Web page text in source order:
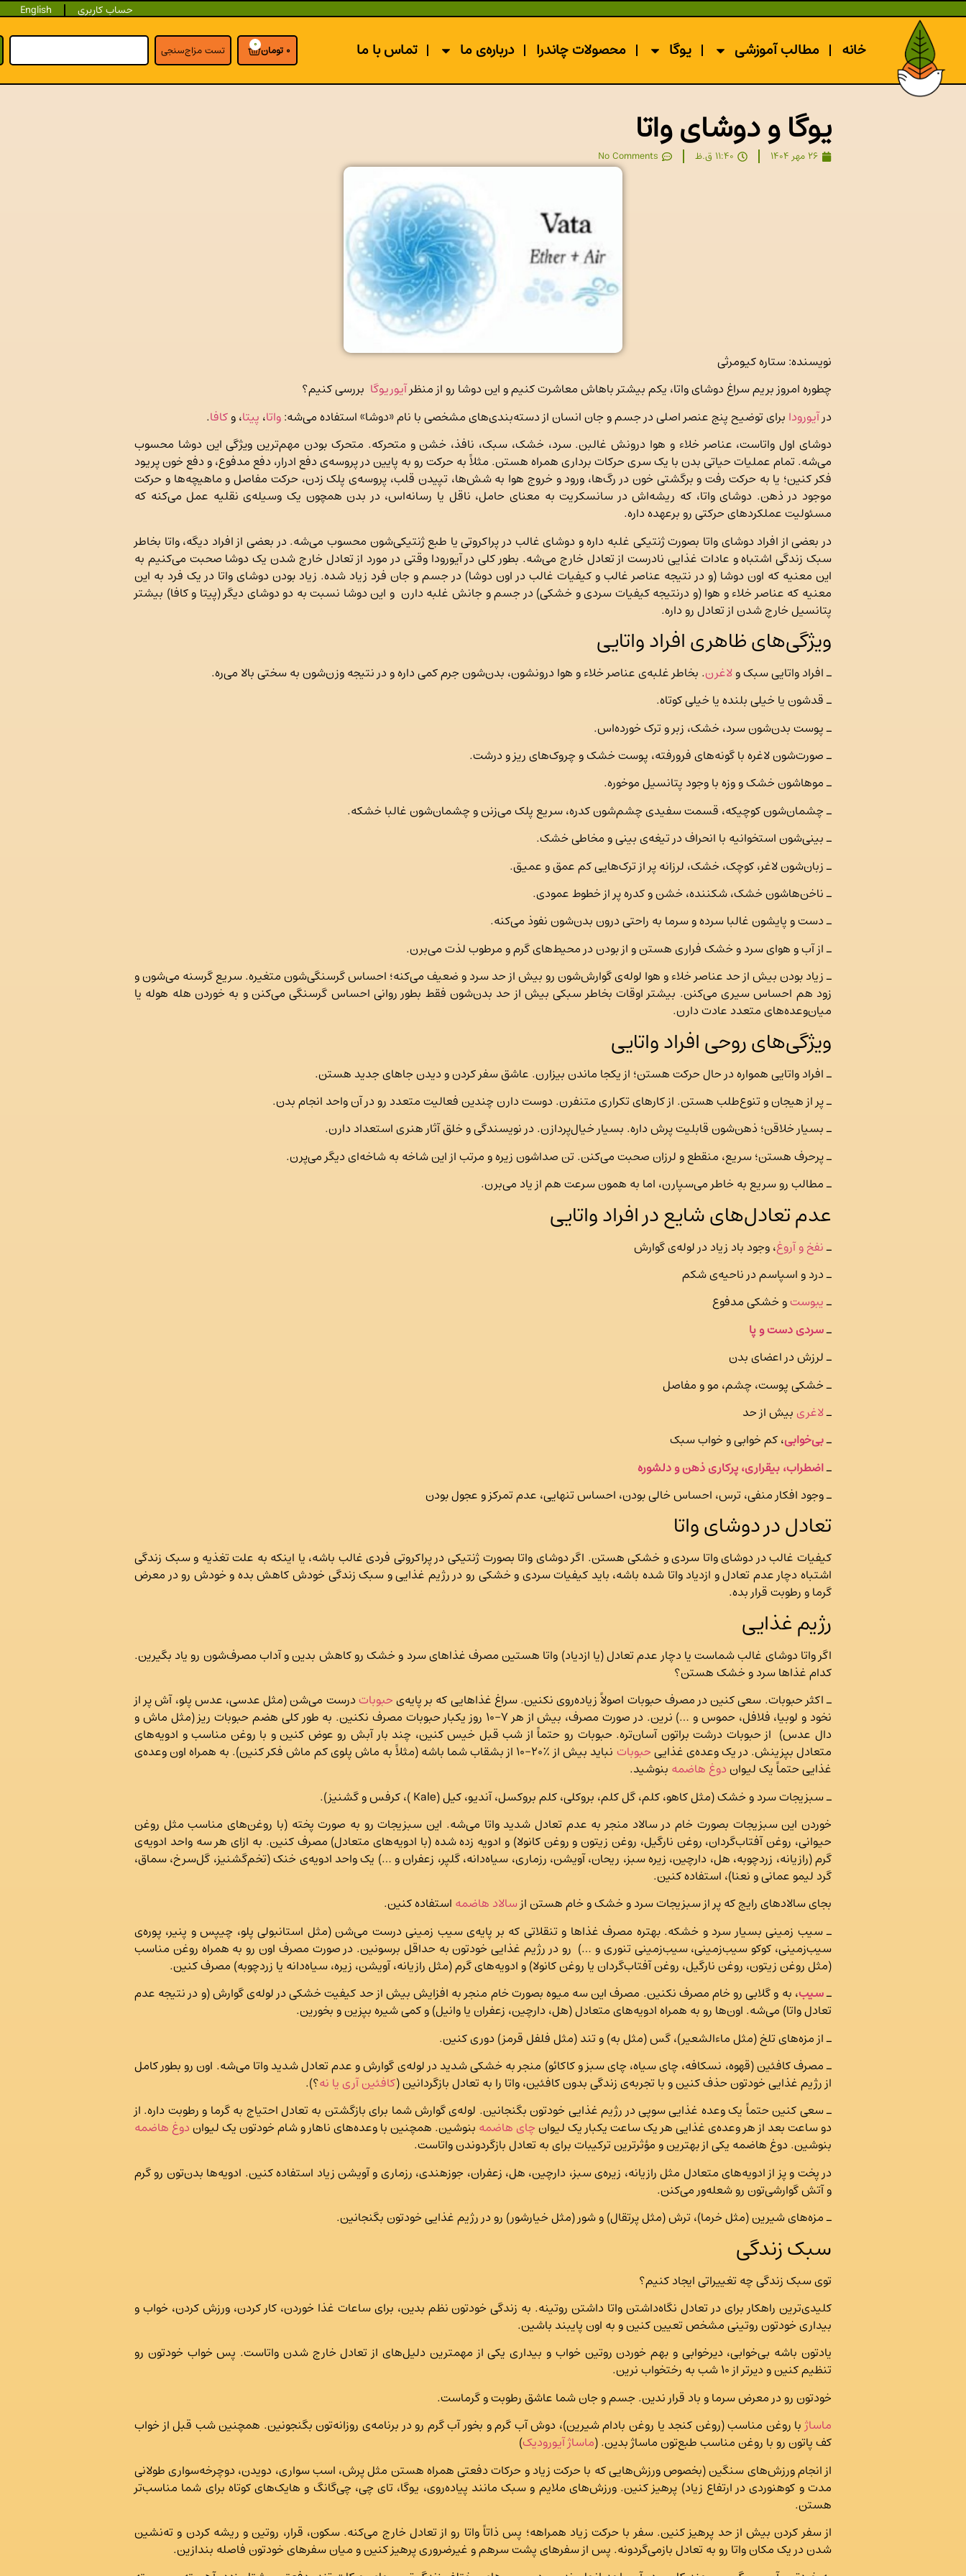
حساب کاربری English
خانه مطالب آموزشی یوگا محصولات چاندرا درباره‌ی ما تماس با ما 0 تومان 0 تست مزاج‌سنجی
یوگا و دوشای واتا
26 مهر 1404 11:40 ق.ظ No Comments
نویسنده: ستاره کیومرثی
چطوره امروز بریم سراغ دوشای واتا، یکم بیشتر باهاش معاشرت کنیم و این دوشا رو از منظرآیوریوگا بررسی کنیم؟
درآیورودا برای توضیح پنج عنصر اصلی در جسم و جان انسان از دسته‌بندی‌های مشخصی با نام «دوشا» استفاده می‌شه:واتا، پیتا، وکافا.
دوشای اول واتاست، عناصر خلاء و هوا درونش غالبن. سرد، خشک، سبک، نافذ، خشن و متحرکه. متحرک بودن مهم‌ترین ویژگی این دوشا محسوب
می‌شه. تمام عملیات حیاتی بدن با یک سری حرکات برداری همراه هستن. مثلاً به حرکت رو به پایین در پروسه‌ی دفع ادرار، دفع مدفوع، و دفع خون پریود
فکر کنین؛ یا به حرکت رفت و برگشتی خون در رگ‌ها، ورود و خروج هوا به شش‌ها، تپیدن قلب، پروسه‌ی پلک زدن، حرکت مفاصل و ماهیچه‌ها و حرکت
موجود در ذهن. دوشای واتا، که ریشه‌اش در سانسکریت به معنای حامل، ناقل یا رسانه‌اس، در بدن همچون یک وسیله‌ی نقلیه عمل می‌کنه که
مسئولیت عملکردهای حرکتی رو برعهده داره.
در بعضی از افراد دوشای واتا بصورت ژنتیکی غلبه داره و دوشای غالب در پراکروتی یا طبع ژنتیکی‌شون محسوب می‌شه. در بعضی از افراد دیگه، واتا بخاطر
سبک زندگی اشتباه و عادات غذایی نادرست از تعادل خارج می‌شه. بطور کلی در آیورودا وقتی در مورد از تعادل خارج شدن یک دوشا صحبت می‌کنیم به
این معنیه که اون دوشا (و در نتیجه عناصر غالب و کیفیات غالب در اون دوشا) در جسم و جان فرد زیاد شده. زیاد بودن دوشای واتا در یک فرد به این
معنیه که عناصر خلاء و هوا (و درنتیجه کیفیات سردی و خشکی) در جسم و جانش غلبه دارن و این دوشا نسبت به دو دوشای دیگر (پیتا و کافا) بیشتر
پتانسیل خارج شدن از تعادل رو داره.
ویژگی‌های ظاهری افراد واتایی
ـ افراد واتایی سبک ولاغرن. بخاطر غلبه‌ی عناصر خلاء و هوا درونشون، بدن‌شون جرم کمی داره و در نتیجه وزن‌شون به سختی بالا می‌ره.
ـ قدشون یا خیلی بلنده یا خیلی کوتاه.
ـ پوست بدن‌شون سرد، خشک، زبر و ترک خورده‌اس.
ـ صورت‌شون لاغره با گونه‌های فرورفته، پوست خشک و چروک‌های ریز و درشت.
ـ موهاشون خشک و وزه با وجود پتانسیل موخوره.
ـ چشمان‌شون کوچیکه، قسمت سفیدی چشم‌شون کدره، سریع پلک می‌زنن و چشمان‌شون غالبا خشکه.
ـ بینی‌شون استخوانیه با انحراف در تیغه‌ی بینی و مخاطی خشک.
ـ زبان‌شون لاغر، کوچک، خشک، لرزانه پر از ترک‌هایی کم عمق و عمیق.
ـ ناخن‌هاشون خشک، شکننده، خشن و کدره پر از خطوط عمودی.
ـ دست و پایشون غالبا سرده و سرما به راحتی درون بدن‌شون نفوذ می‌کنه.
ـ از آب و هوای سرد و خشک فراری‌ هستن و از بودن در محیط‌های گرم و مرطوب لذت می‌برن.
ـ زیاد بودن بیش از حد عناصر خلاء و هوا لوله‌ی گوارش‌شون رو بیش از حد سرد و ضعیف می‌کنه؛ احساس گرسنگی‌شون متغیره. سریع گرسنه می‌شون و
زود هم احساس سیری می‌کنن. بیشتر اوقات بخاطر سبکی بیش از حد بدن‌شون فقط بطور روانی احساس گرسنگی می‌کنن و به خوردن هله هوله یا
میان‌وعده‌های متعدد عادت دارن.
ویژگی‌های روحی افراد واتایی
ـ افراد واتایی همواره در حال حرکت هستن؛ از یکجا ماندن بیزارن. عاشق سفر کردن و دیدن جاهای جدید هستن.
ـ پر از هیجان و تنوع‌طلب هستن. از کارهای تکراری متنفرن. دوست دارن چندین فعالیت متعدد رو در آن واحد انجام بدن.
ـ بسیار خلاقن؛ ذهن‌شون قابلیت پرش داره. بسیار خیال‌پردازن. در نویسندگی و خلق آثار هنری استعداد دارن.
ـ پرحرف هستن؛ سریع، منقطع و لرزان صحبت می‌کنن. تن صداشون زیره و مرتب از این شاخه به شاخه‌ای دیگر می‌پرن.
ـ مطالب رو سریع به خاطر می‌سپارن، اما به همون سرعت هم از یاد می‌برن.
عدم تعادل‌های شایع در افراد واتایی
ـنفخ و آروغ، وجود باد زیاد در لوله‌ی گوارش
ـ درد و اسپاسم در ناحیه‌ی شکم
ـیبوستو خشکی مدفوع
ـسردی دست و پا
ـ لرزش در اعضای بدن
ـ خشکی پوست، چشم، مو و مفاصل
ـلاغری بیش از حد
ـبی‌خوابی، کم خوابی و خواب سبک
ـاضطراب، بیقراری، پرکاری ذهن و دلشوره
ـ وجود افکار منفی، ترس، احساس خالی بودن، احساس تنهایی، عدم تمرکز و عجول بودن
تعادل در دوشای واتا
کیفیات غالب در دوشای واتا سردی و خشکی‌ هستن. اگر دوشای واتا بصورت ژنتیکی در پراکروتی فردی غالب باشه، یا اینکه به علت تغذیه و سبک زندگی
اشتباه دچار عدم تعادل و ازدیاد واتا شده باشه، باید کیفیات سردی و خشکی رو در رژیم غذایی و سبک زندگی خودش کاهش بده و خودش رو در معرض
گرما و رطوبت قرار بده.
رژیم غذایی
اگر واتا دوشای غالب شماست یا دچار عدم تعادل (یا ازدیاد) واتا هستین مصرف غذاهای سرد و خشک رو کاهش بدین و آداب مصرف‌شون رو یاد بگیرین.
کدام غذاها سرد و خشک هستن؟
ـ اکثر حبوبات. سعی کنین در مصرف حبوبات اصولاً زیاده‌روی نکنین. سراغ غذاهایی که بر پایه‌یحبوباتدرست می‌شن (مثل عدسی، عدس پلو، آش پر از
نخود و لوبیا، فلافل، حموس و …) نرین. در صورت مصرف، بیش از هر ۷-۱۰ روز یکبار حبوبات مصرف نکنین. به طور کلی هضم حبوبات ریز (مثل ماش و
دال عدس) از حبوبات درشت براتون آسان‌تره. حبوبات رو حتماً از شب قبل خیس کنین، چند بار آبش رو عوض کنین و با روغن مناسب و ادویه‌های
متعادل بپزینش. در یک وعده‌ی غذاییحبوبات
نباید بیش از ٪۲۰-۱۰ از بشقاب شما باشه (مثلاً به ماش پلوی کم ماش فکر کنین). به همراه اون وعده‌ی
غذایی حتماً یک لیواندوغ هاضمه بنوشید.
ـ سبزیجات سرد و خشک (مثل کاهو، کلم، گل کلم، بروکلی، کلم بروکسل، آندیو، کیل (Kale )، کرفس و گشنیز).
خوردن این سبزیجات بصورت خام در سالاد منجر به عدم تعادل شدید واتا می‌شه. این سبزیجات رو به صورت پخته (با روغن‌های مناسب مثل روغن
حیوانی، روغن آفتاب‌گردان، روغن نارگیل، روغن زیتون و روغن کانولا) و ادویه‌ زده شده (با ادویه‌های متعادل) مصرف کنین. به ازای هر سه واحد ادویه‌ی
گرم (رازیانه، زردچوبه، هل، دارچین، زیره سبز، ریحان، آویشن، رزماری، سیاه‌دانه، گلپر، زعفران و …) یک واحد ادویه‌ی خنک (تخم‌گشنیز، گل‌سرخ، سماق،
گرد لیمو عمانی و نعنا)، استفاده کنین.
بجای سالادهای رایج که پر از سبزیجات سرد و خشک و خام هستن ازسالاد هاضمه استفاده کنین.
ـ سیب زمینی بسیار سرد و خشکه. بهتره مصرف غذاها و تنقلاتی که بر پایه‌ی سیب زمینی درست می‌شن (مثل استانبولی پلو، چیپس و پنیر، پوره‌ی
سیب‌زمینی، کوکو سیب‌زمینی، سیب‌زمینی تنوری و …) رو در رژیم غذایی خودتون به حداقل برسونین. در صورت مصرف اون رو به همراه روغن مناسب
(مثل روغن زیتون، روغن نارگیل، روغن آفتاب‌گردان یا روغن کانولا) و ادویه‌های گرم (مثل رازیانه، آویشن، زیره، سیاه‌دانه یا زردچوبه) مصرف کنین.
ـسیب، به و گلابی رو خام مصرف نکنین. مصرف این سه میوه بصورت خام منجر به افزایش بیش از حد کیفیت خشکی در لوله‌ی گوارش (و در نتیجه عدم
تعادل واتا) می‌شه. اون‌ها رو به همراه ادویه‌های متعادل (هل، دارچین، زعفران یا وانیل) و کمی شیره بپزین و بخورین.
ـ از مزه‌های تلخ (مثل ماءالشعیر)، گس (مثل به) و تند (مثل فلفل قرمز) دوری کنین.
ـ مصرف کافئین (قهوه، نسکافه، چای سیاه، چای سبز و کاکائو) منجر به خشکی شدید در لوله‌ی گوارش و عدم تعادل شدید واتا می‌شه. اون رو بطور کامل
از رژیم غذایی خودتون حذف کنین و با تجربه‌ی زندگی بدون کافئین، واتا را به تعادل بازگردانین (کافئین آری یا نه؟).
ـ سعی کنین حتماً یک وعده غذایی سوپی در رژیم غذایی خودتون بگنجانین. لوله‌ی گوارش شما برای بازگشتن به تعادل احتیاج به گرما و رطوبت داره. از
دو ساعت بعد از هر وعده‌ی غذایی هر یک ساعت یکبار یک لیوانچای هاضمه بنوشین. همچنین با وعده‌های ناهار و شام خودتون یک لیواندوغ هاضمه
بنوشین. دوغ هاضمه یکی از بهترین و مؤثرترین ترکیبات برای به تعادل بازگردوندن واتاست.
در پخت و پز از ادویه‌های متعادل مثل رازیانه، زیره‌ی سبز، دارچین، هل، زعفران، جوزهندی، رزماری و آویشن زیاد استفاده کنین. ادویه‌ها بدن‌تون رو گرم
و آتش گوارشی‌تون رو شعله‌ور می‌کنن.
ـ مزه‌های شیرین (مثل خرما)، ترش (مثل پرتقال) و شور (مثل خیارشور) رو در رژیم غذایی خودتون بگنجانین.
سبک زندگی
توی سبک زندگی چه تغییراتی ایجاد کنیم؟
کلیدی‌ترین راهکار برای در تعادل نگاه‌داشتن واتا داشتن روتینه. به زندگی خودتون نظم بدین، برای ساعات غذا خوردن، کار کردن، ورزش کردن، خواب و
بیداری خودتون روتینی مشخص تعیین کنین و به اون پایبند باشین.
یادتون باشه بی‌خوابی، دیر‌خوابی و بهم خوردن روتین خواب و بیداری یکی از مهمترین دلیل‌های از تعادل خارج شدن واتاست. پس خواب خودتون رو
تنظیم کنین و دیرتر از ۱۰ شب به رختخواب نرین.
خودتون رو در معرض سرما و باد قرار ندین. جسم و جان شما عاشق رطوبت و گرماست.
ماساژبا روغن مناسب (روغن کنجد یا روغن بادام شیرین)،‌ دوش آب گرم و بخور آب گرم رو در برنامه‌ی روزانه‌تون بگنجونین. همچنین شب قبل از خواب
کف پاتون رو با روغن مناسب طبع‌تون ماساژ بدین. (ماساژ آیورودیک)
از انجام ورزش‌های سنگین (بخصوص ورزش‌هایی که با حرکت زیاد و حرکات دفعتی همراه هستن مثل پرش، اسب سواری، دویدن، دوچرخه‌سواری طولانی
مدت و کوهنوردی در ارتفاع زیاد) پرهیز کنین. ورزش‌های ملایم و سبک مانند پیاده‌روی، یوگا، تای چی، چی‌گانگ و هایک‌های کوتاه برای شما مناسب‌تر
هستن.
از سفر کردن بیش از حد پرهیز کنین. سفر با حرکت زیاد همراهه؛ پس ذاتاً واتا رو از تعادل خارج می‌کنه. سکون، قرار، روتین و ریشه کردن و ته‌نشین
شدن در یک مکان واتا رو به تعادل بازمی‌گردونه. پس از سفرهای پشت سرهم و غیرضروری پرهیز کنین و میان سفرهای خودتون فاصله بندازین.